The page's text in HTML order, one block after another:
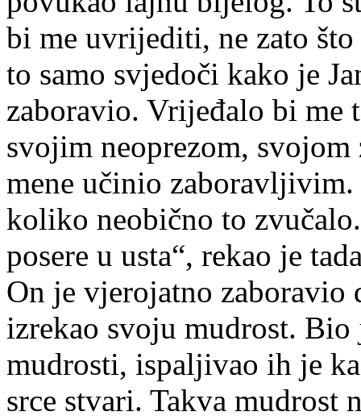
bi me uvrijediti, ne zato
to samo svjedoči kako je
zaboravio. Vrijeđalo bi me
svojim neoprezom, svojom
mene učinio
koliko neobično to
posere u usta“, rekao je
On je vjerojatno zaboravio
izrekao svoju mudrost.
mudrosti, ispaljivao ih je
srce stvari. Takva